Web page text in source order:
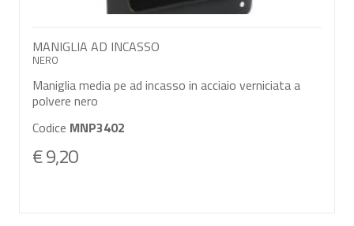
MANIGLIA AD INCASSO
NERO
Maniglia media pe ad incasso in acciaio verniciata a
polvere nero
Codice MNP3402
€ 9,20